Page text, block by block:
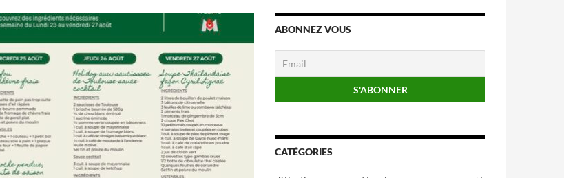
ABONNEZ VOUS
CATÉGORIES